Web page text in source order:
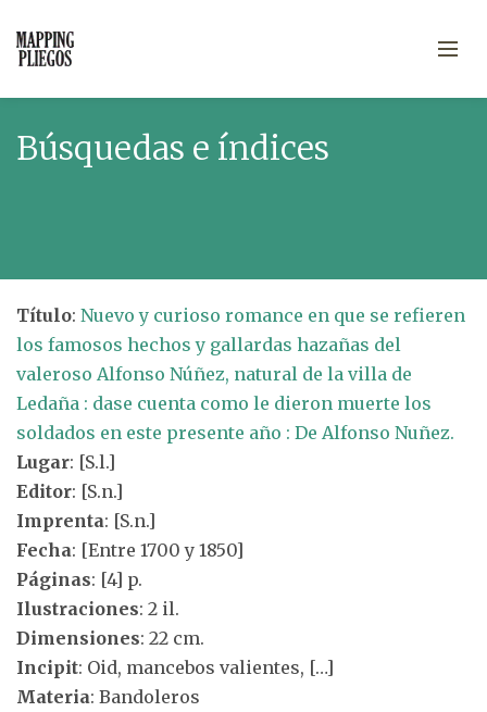
Búsquedas e índices
Título: Nuevo y curioso romance en que se refieren
los famosos hechos y gallardas hazañas del
valeroso Alfonso Núñez, natural de la villa de
Ledaña : dase cuenta como le dieron muerte los
soldados en este presente año : De Alfonso Nuñez.
Lugar: [S.l.]
Editor: [S.n.]
Imprenta: [S.n.]
Fecha: [Entre 1700 y 1850]
Páginas: [4] p.
Ilustraciones: 2 il.
Dimensiones: 22 cm.
Incipit: Oid, mancebos valientes, […]
Materia: Bandoleros